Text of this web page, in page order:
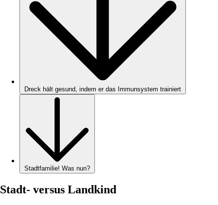
Dreck hält gesund, indem er das Immunsystem trainiert
Stadtfamilie! Was nun?
Stadt- versus Landkind